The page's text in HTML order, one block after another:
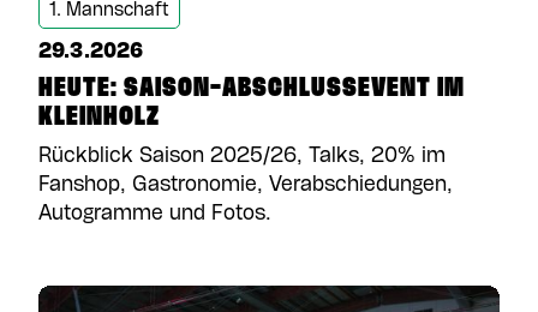
1. Mannschaft
29.3.2026
HEUTE: SAISON-ABSCHLUSSEVENT IM
KLEINHOLZ
Rückblick Saison 2025/26, Talks, 20% im
Fanshop, Gastronomie, Verabschiedungen,
Autogramme und Fotos.